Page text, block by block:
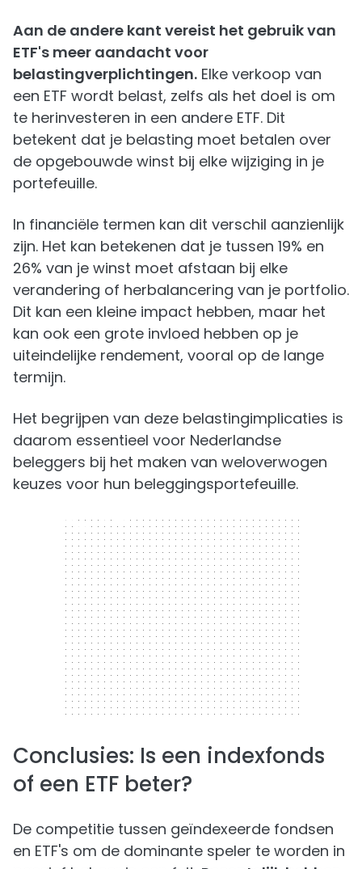
Aan de andere kant vereist het gebruik van
ETF's meer aandacht voor
belastingverplichtingen. Elke verkoop van
een ETF wordt belast, zelfs als het doel is om
te herinvesteren in een andere ETF. Dit
betekent dat je belasting moet betalen over
de opgebouwde winst bij elke wijziging in je
portefeuille.
In financiële termen kan dit verschil aanzienlijk
zijn. Het kan betekenen dat je tussen 19% en
26% van je winst moet afstaan bij elke
verandering of herbalancering van je portfolio.
Dit kan een kleine impact hebben, maar het
kan ook een grote invloed hebben op je
uiteindelijke rendement, vooral op de lange
termijn.
Het begrijpen van deze belastingimplicaties is
daarom essentieel voor Nederlandse
beleggers bij het maken van weloverwogen
keuzes voor hun beleggingsportefeuille.
300 x 250
Conclusies: Is een indexfonds
of een ETF beter?
De competitie tussen geïndexeerde fondsen
en ETF's om de dominante speler te worden in